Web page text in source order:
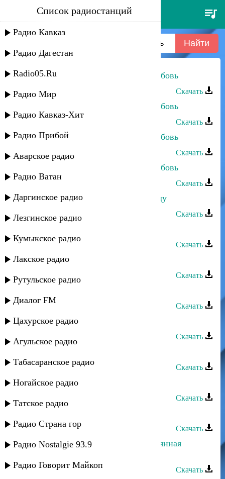
загир магомедов - безответная
любовь
Список радиостанций
Радио Кавказ
Радио Дагестан
Radio05.Ru
Радио Мир
Радио Кавказ-Хит
Радио Прибой
Аварское радио
Радио Ватан
Даргинское радио
Лезгинское радио
Кумыкское радио
Лакское радио
Рутульское радио
Диалог FM
Цахурское радио
Агульское радио
Табасаранское радио
Ногайское радио
Татское радио
Радио Страна гор
Радио Nostalgie 93.9
Радио Говорит Майкоп
Загир Магомедов - Безответная любовь
Скачать
Загир Магомедов - Безответная любовь
Скачать
Загир Магомедов - Безответная любовь
Скачать
Загир Магомедов - Безответная любовь
Скачать
Загир Магомедов - Любовь к народу
Скачать
Скачать
Загир Магомедов - Старинная
Скачать
Скачать
Загир Магомедов - Память
Скачать
Скачать
Загир Магомедов - Ночь
Скачать
Скачать
Магомедзапир Магомедов - Безымянная
Скачать